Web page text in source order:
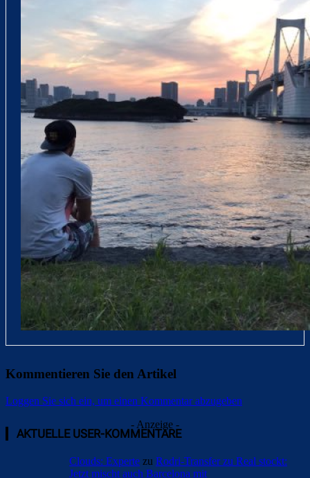
Kommentieren Sie den Artikel
Loggen Sie sich ein, um einen Kommentar abzugeben